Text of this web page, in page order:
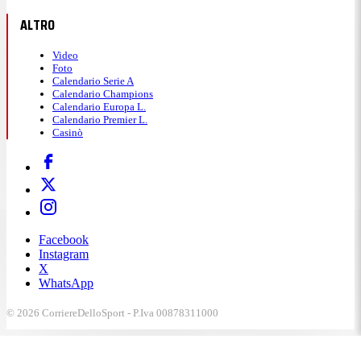
ALTRO
Video
Foto
Calendario Serie A
Calendario Champions
Calendario Europa L.
Calendario Premier L.
Casinò
Facebook
Instagram
X
WhatsApp
© 2026 CorriereDelloSport - P.Iva 00878311000